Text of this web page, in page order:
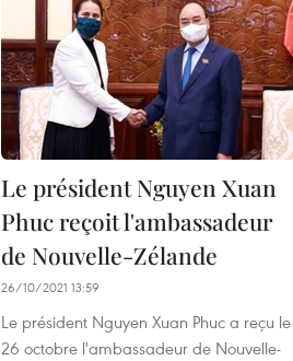
Le président Nguyen Xuan
Phuc reçoit l'ambassadeur
de Nouvelle-Zélande
26/10/2021 13:59
Le président Nguyen Xuan Phuc a reçu le
26 octobre l'ambassadeur de Nouvelle-